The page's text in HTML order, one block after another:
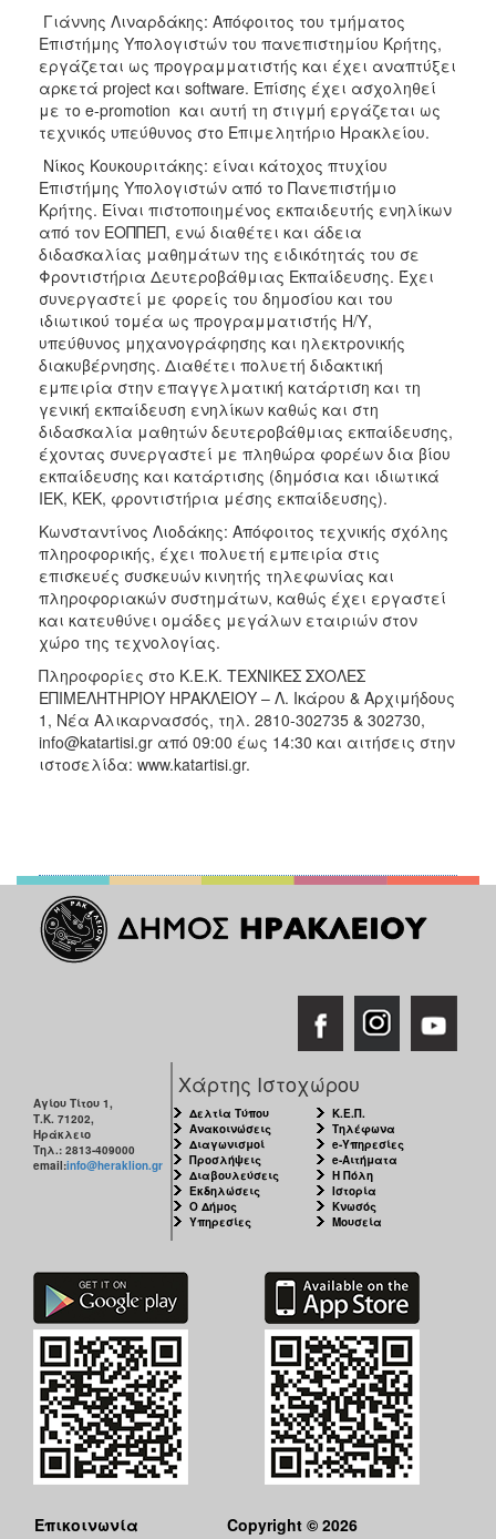
Γιάννης Λιναρδάκης: Απόφοιτος του τμήματος
Επιστήμης Υπολογιστών του πανεπιστημίου Κρήτης,
εργάζεται ως προγραμματιστής και έχει αναπτύξει
αρκετά project και software. Επίσης έχει ασχοληθεί
με το e-promotion και αυτή τη στιγμή εργάζεται ως
τεχνικός υπεύθυνος στο Επιμελητήριο Ηρακλείου.
Νίκος Κουκουριτάκης: είναι κάτοχος πτυχίου
Επιστήμης Υπολογιστών από το Πανεπιστήμιο
Κρήτης. Είναι πιστοποιημένος εκπαιδευτής ενηλίκων
από τον ΕΟΠΠΕΠ, ενώ διαθέτει και άδεια
διδασκαλίας μαθημάτων της ειδικότητάς του σε
Φροντιστήρια Δευτεροβάθμιας Εκπαίδευσης. Έχει
συνεργαστεί με φορείς του δημοσίου και του
ιδιωτικού τομέα ως προγραμματιστής Η/Υ,
υπεύθυνος μηχανογράφησης και ηλεκτρονικής
διακυβέρνησης. Διαθέτει πολυετή διδακτική
εμπειρία στην επαγγελματική κατάρτιση και τη
γενική εκπαίδευση ενηλίκων καθώς και στη
διδασκαλία μαθητών δευτεροβάθμιας εκπαίδευσης,
έχοντας συνεργαστεί με πληθώρα φορέων δια βίου
εκπαίδευσης και κατάρτισης (δημόσια και ιδιωτικά
ΙΕΚ, ΚΕΚ, φροντιστήρια μέσης εκπαίδευσης).
Κωνσταντίνος Λιοδάκης: Απόφοιτος τεχνικής σχόλης
πληροφορικής, έχει πολυετή εμπειρία στις
επισκευές συσκευών κινητής τηλεφωνίας και
πληροφοριακών συστημάτων, καθώς έχει εργαστεί
και κατευθύνει ομάδες μεγάλων εταιριών στον
χώρο της τεχνολογίας.
Πληροφορίες στο Κ.Ε.Κ. ΤΕΧΝΙΚΕΣ ΣΧΟΛΕΣ
ΕΠΙΜΕΛΗΤΗΡΙΟΥ ΗΡΑΚΛΕΙΟΥ – Λ. Ικάρου & Αρχιμήδους
1, Νέα Αλικαρνασσός, τηλ. 2810-302735 & 302730,
info@katartisi.gr από 09:00 έως 14:30 και αιτήσεις στην
ιστοσελίδα: www.katartisi.gr.
Αγίου Τίτου 1,
Τ.Κ. 71202,
Ηράκλειο
Τηλ.: 2813-409000
email:info@heraklion.gr
Χάρτης Ιστοχώρου
Δελτία Τύπου
Ανακοινώσεις
Διαγωνισμοί
Προσλήψεις
Διαβουλεύσεις
Εκδηλώσεις
Ο Δήμος
Υπηρεσίες
Κ.Ε.Π.
Τηλέφωνα
e-Υπηρεσίες
e-Αιτήματα
Η Πόλη
Ιστορία
Κνωσός
Μουσεία
Επικοινωνία Copyright © 2026